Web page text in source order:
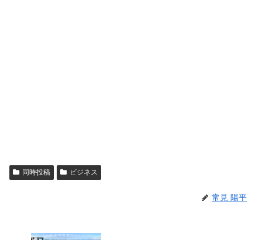
同時投稿 ビジネス
常見 陽平